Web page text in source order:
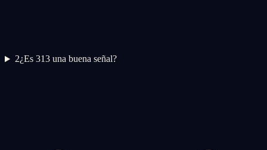
2¿Es 313 una buena señal?